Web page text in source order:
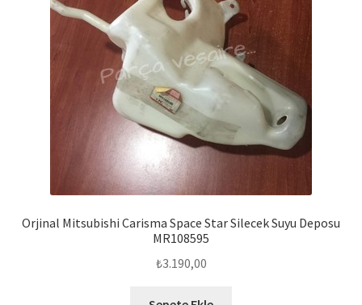
Orjinal Mitsubishi Carisma Space Star Silecek Suyu Deposu
MR108595
₺3.190,00